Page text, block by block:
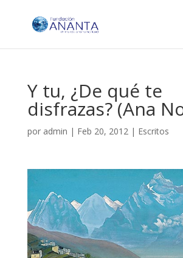
Y tu, ¿De qué te
disfrazas? (Ana
por admin | Feb 20, 2012| Escritos